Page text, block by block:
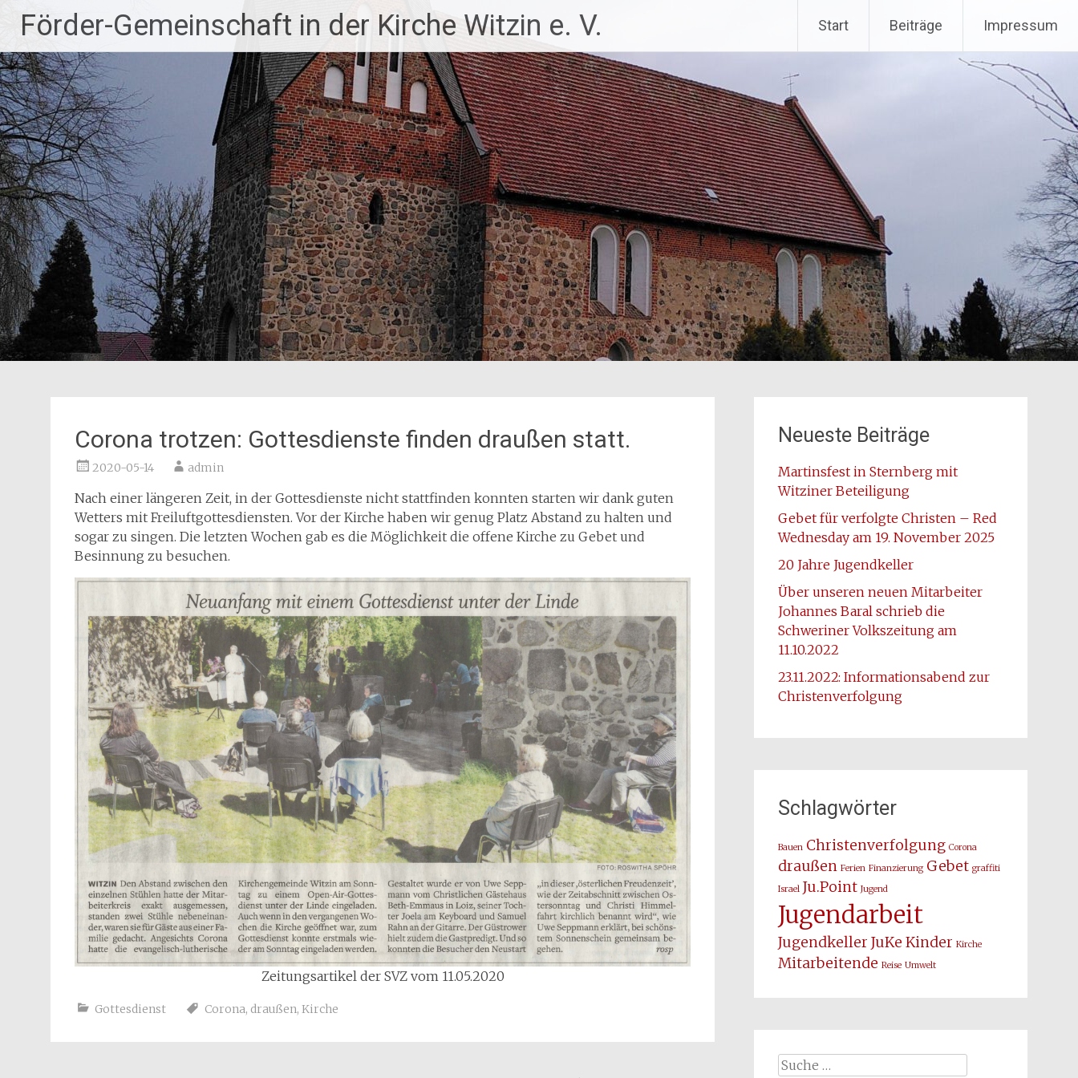
Inhalt
springen
Förder-Gemeinschaft in der Kirche Witzin e. V. Start Beiträge Impressum
Corona trotzen: Gottesdienste finden draußen statt.
2020-05-14 admin
Nach einer längeren Zeit, in der Gottesdienste nicht stattfinden konnten starten wir dank guten
Wetters mit Freiluftgottesdiensten. Vor der Kirche haben wir genug Platz Abstand zu halten und
sogar zu singen. Die letzten Wochen gab es die Möglichkeit die offene Kirche zu Gebet und
Besinnung zu besuchen.
Zeitungsartikel der SVZ vom 11.05.2020
Gottesdienst Corona, draußen, Kirche
Neueste Beiträge
Martinsfest in Sternberg mit
Witziner Beteiligung
Gebet für verfolgte Christen – Red
Wednesday am 19. November 2025
20 Jahre Jugendkeller
Über unseren neuen Mitarbeiter
Johannes Baral schrieb die
Schweriner Volkszeitung am
11.10.2022
23.11.2022: Informationsabend zur
Christenverfolgung
Schlagwörter
Bauen Christenverfolgung Corona
draußen Ferien Finanzierung Gebet graffiti
Israel Ju.Point Jugend
Jugendarbeit
Jugendkeller JuKe Kinder Kirche
Mitarbeitende Reise Umwelt
Suche